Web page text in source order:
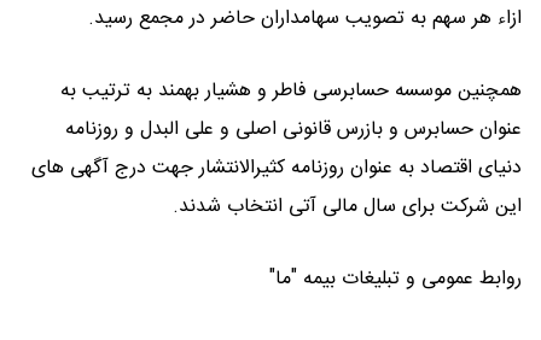
ازاء هر سهم به تصویب سهامداران حاضر در مجمع رسید.
همچنین موسسه حسابرسی فاطر و هشیار بهمند به ترتیب به
عنوان حسابرس و بازرس قانونی اصلی و علی البدل و روزنامه
دنیای اقتصاد به عنوان روزنامه کثیرالانتشار جهت درج آگهی های
این شرکت برای سال مالی آتی انتخاب شدند.
روابط عمومی و تبلیغات بیمه "ما"